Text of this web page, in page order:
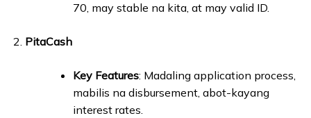
70, may stable na kita, at may valid ID.
PitaCash
Key Features: Madaling application process,
mabilis na disbursement, abot-kayang
interest rates.